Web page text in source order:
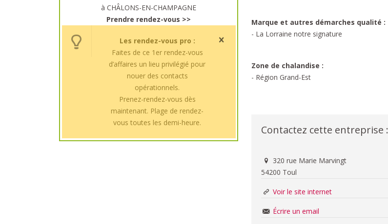
à CHÂLONS-EN-CHAMPAGNE
Prendre rendez-vous >>
Les rendez-vous pro :
Faites de ce 1er rendez-vous
d’affaires un lieu privilégié pour
nouer des contacts
opérationnels.
Prenez-rendez-vous dès
maintenant. Plage de rendez-
vous toutes les demi-heure.
Marque et autres démarches qualité :
- La Lorraine notre signature
Zone de chalandise :
- Région Grand-Est
Contactez cette entreprise :
320 rue Marie Marvingt
54200 Toul
Voir le site internet
Écrire un email